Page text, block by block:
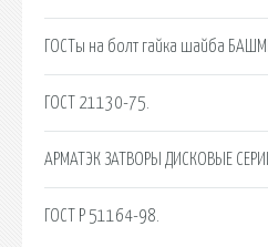
ГОСТы на болт гайка шайба
ГОСТ 21130-75.
АРМАТЭК ЗАТВОРЫ ДИСКОВЫЕ
ГОСТ Р 51164-98.